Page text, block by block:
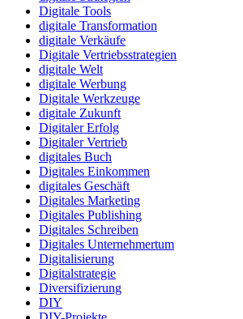
Digitale Tools
digitale Transformation
digitale Verkäufe
Digitale Vertriebsstrategien
digitale Welt
digitale Werbung
Digitale Werkzeuge
digitale Zukunft
Digitaler Erfolg
Digitaler Vertrieb
digitales Buch
Digitales Einkommen
digitales Geschäft
Digitales Marketing
Digitales Publishing
Digitales Schreiben
Digitales Unternehmertum
Digitalisierung
Digitalstrategie
Diversifizierung
DIY